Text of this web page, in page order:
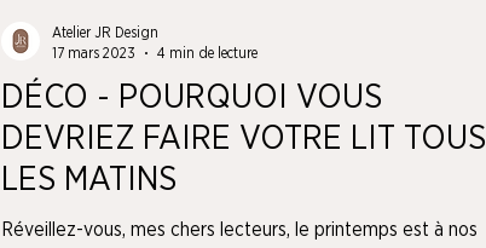
DÉCO - POURQUOI VOUS
DEVRIEZ FAIRE VOTRE LIT TOUS
LES MATINS
Réveillez-vous, mes chers lecteurs, le printemps est à nos
Atelier JR Design
17 mars 2023
4 min de lecture